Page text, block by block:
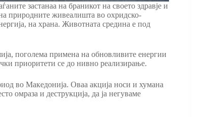
застанаа на браникот на своето здравје и
природните живеалишта во охридско-
на храна. Животната средина е под
поголема примена на обновливите енергии
приоритети се до нивно реализирање.
во Македонија. Оваа акција носи и хумана
омраза и деструкција, да ја негуваме